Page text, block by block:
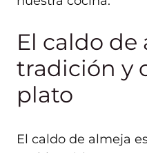
El caldo de
tradición y
plato
El caldo de almeja